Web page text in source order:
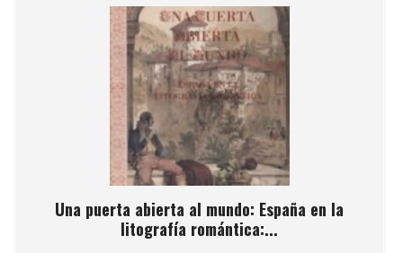
Una puerta abierta al mundo: España en la
litografía romántica:...